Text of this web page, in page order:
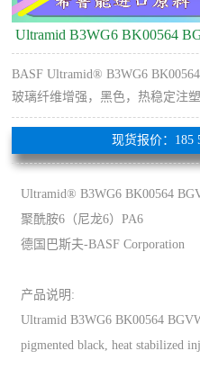
Ultramid B3WG6 BK00564
BASF Ultramid® B3WG6
玻璃纤维增强，黑色，热稳定注塑
现货报价：185
Ultramid® B3WG6 BK00564
聚酰胺6（尼龙6）PA6
德国巴斯夫-BASF Corporation
产品说明:
Ultramid B3WG6 BK00564
pigmented black, heat stabilized